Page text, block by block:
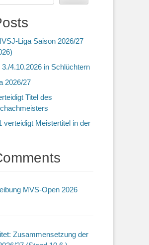
Liga Saison 2026/27
4.10.2026 in Schlüchtern
2026/27
Titel des
verteidigt Meistertitel in der
MVS-Open 2026
Zusammensetzung der